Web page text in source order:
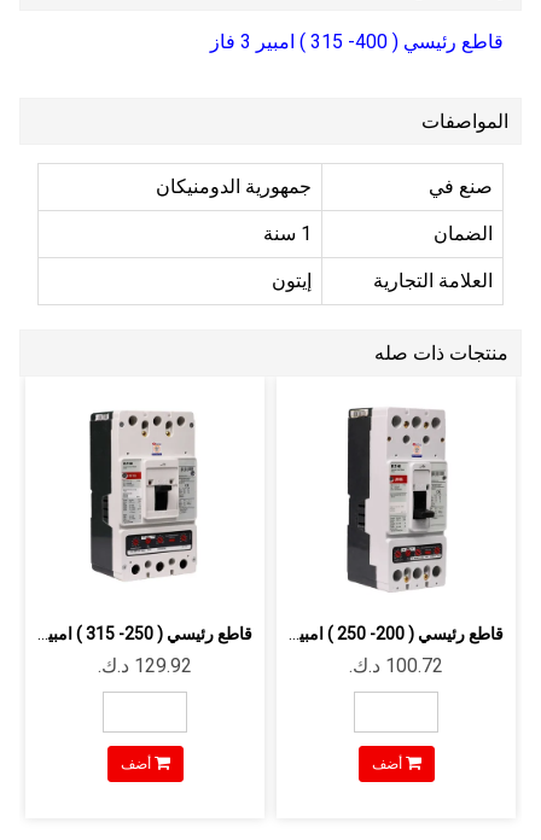
قاطع رئيسي ( 400- 315 ) امبير 3 فاز
المواصفات
صنع في جمهورية الدومنيكان
الضمان 1 سنة
العلامة التجارية إيتون
منتجات ذات صله
قاطع رئيسي ( 200- 250 ) امبير 3 فاز - EATON
أضف
قاطع رئيسي ( 250- 315 ) امبير 3 فاز - EATON
أضف